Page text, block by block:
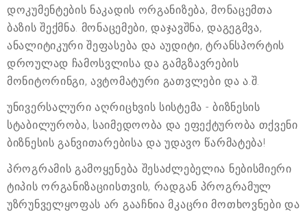
დოკუმენტების ნაკადის ორგანიზება, მონაცემთა
ბაზის შექმნა. მონაცემები, დაჯავშნა, დაგეგმვა,
ანალიტიკური შეფასება და აუდიტი, ტრანსპორტის
დროულად ჩამოსვლისა და გამგზავრების
მონიტორინგი, ავტომატური გათვლები და ა.შ.
უნივერსალური აღრიცხვის სისტემა - ბიზნესის
სტაბილურობა, საიმედოობა და ეფექტურობა თქვენი
ბიზნესის განვითარებისა და უდავო წარმატება!
პროგრამის გამოყენება შესაძლებელია ნებისმიერი
ტიპის ორგანიზაციისთვის, რადგან პროგრამულ
უზრუნველყოფას არ გააჩნია მკაცრი მოთხოვნები და